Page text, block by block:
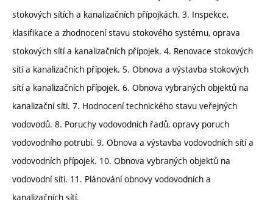
stokových sítích a kanalizačních přípojkách. 3. Inspekce,
klasifikace a zhodnocení stavu stokového systému, oprava
stokových sítí a kanalizačních přípojek. 4. Renovace stokových
sítí a kanalizačních přípojek. 5. Obnova a výstavba stokových
sítí a kanalizačních přípojek. 6. Obnova vybraných objektů na
kanalizační síti. 7. Hodnocení technického stavu veřejných
vodovodů. 8. Poruchy vodovodních řadů, opravy poruch
vodovodního potrubí. 9. Obnova a výstavba vodovodních sítí a
vodovodních přípojek. 10. Obnova vybraných objektů na
vodovodní síti. 11. Plánování obnovy vodovodních a
kanalizačních sítí.